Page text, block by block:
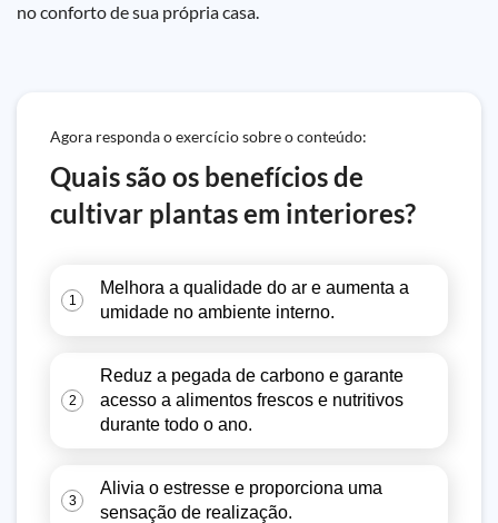
no conforto de sua própria casa.
Agora responda o exercício sobre o conteúdo:
Quais são os benefícios de
cultivar plantas em interiores?
1
Melhora a qualidade do ar e aumenta a
umidade no ambiente interno.
2
Reduz a pegada de carbono e garante
acesso a alimentos frescos e nutritivos
durante todo o ano.
3
Alivia o estresse e proporciona uma
sensação de realização.